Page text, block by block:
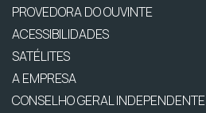
PROVEDORA DO OUVINTE
ACESSIBILIDADES
SATÉLITES
A EMPRESA
CONSELHO GERAL INDEPENDENTE